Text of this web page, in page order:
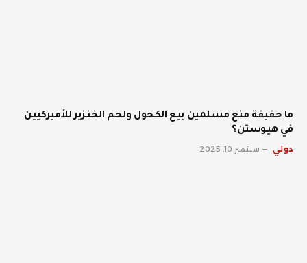
ما حقيقة منع مسلمين بيع الكحول ولحم الخنزير للأميركيين
في هيوستن؟
دولي سبتمبر 10, 2025